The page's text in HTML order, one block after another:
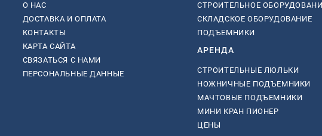
О НАС
ДОСТАВКА И ОПЛАТА
КОНТАКТЫ
КАРТА САЙТА
СВЯЗАТЬСЯ С НАМИ
ПЕРСОНАЛЬНЫЕ ДАННЫЕ
СТРОИТЕЛЬНОЕ
СКЛАДСКОЕ ОБОРУДОВАНИЕ
ПОДЪЕМНИКИ
АРЕНДА
СТРОИТЕЛЬНЫЕ ЛЮЛЬКИ
НОЖНИЧНЫЕ ПОДЪЕМНИКИ
МАЧТОВЫЕ ПОДЪЕМНИКИ
МИНИ КРАН ПИОНЕР
ЦЕНЫ